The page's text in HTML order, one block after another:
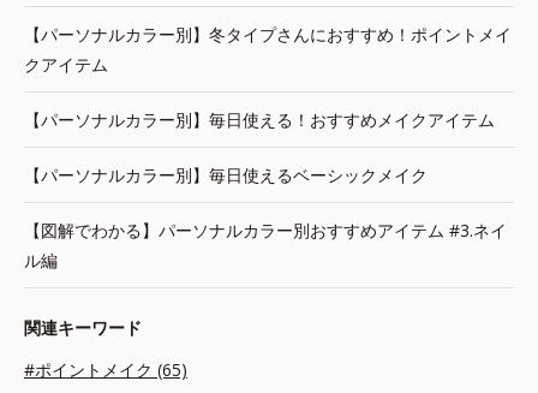
【パーソナルカラー別】冬タイプさんにおすすめ！ポイントメイ
クアイテム
【パーソナルカラー別】毎日使える！おすすめメイクアイテム
【パーソナルカラー別】毎日使えるベーシックメイク
【図解でわかる】パーソナルカラー別おすすめアイテム #3.ネイ
ル編
関連キーワード
#ポイントメイク (65)